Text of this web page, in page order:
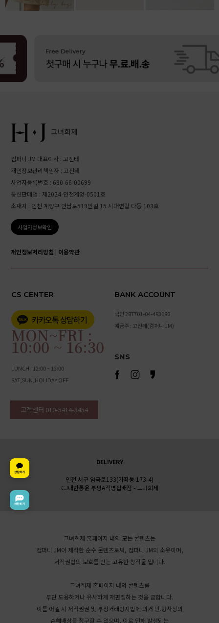
컴퍼니 JM 대표이사 : 고진태
개인정보관리책임자 : 고진태
사업자등록번호 : 680-66-00699
통신판매업 : 제2024-인천계양-0501호
소재지 : 인천 계양구 안남로519번길 15 시대연립 다동 103호
사업자정보확인
개인정보처리방침 | 이용약관
CS CENTER
MON~FRI :
10:00 ~ 16:30
LUNCH : 12:00 ~ 13:00
SAT,SUN,HOLIDAY OFF
고객센터 010-5414-3454
BANK ACCOUNT
국민 287701-04-493080
예금주 : 고진태(컴퍼니 JM)
SNS
DELIVERY
인천 서구 염곡로133(가좌동 173-4)
CJ대한통운 부평A직영집배점 - 그녀희제
그녀희제 홈페이지 내의 모든 콘텐츠는
컴퍼니 JM이 제작한 순수 콘텐츠로써, 컴퍼니 JM의 소유이며,
저작권법의 보호를 받는 고유한 창작물 입니다.
그녀희제 홈페이지 내의 콘텐츠를
무단 도용하거나 유사하게 재편집하는 것을 금합니다.
이를 어길 시 저작권권 및 부정거래방지법에 의거 민.형사상의
손해배상을 청구할 수 있으며, 이로 인해 발생되는